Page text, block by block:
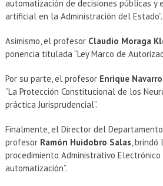
automatización de decisiones públicas y
artificial en la Administración del Estado”.
Asimismo, el profesor Claudio Moraga
ponencia titulada “Ley Marco de
Por su parte, el profesor Enrique
“La Protección Constitucional de los
práctica Jurisprudencial”.
Finalmente, el Director del
profesor Ramón Huidobro Salas, brindó
procedimiento Administrativo
automatización”.